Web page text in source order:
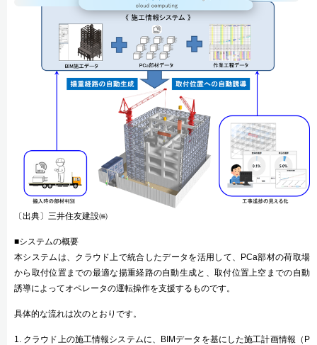
〔出典〕三井住友建設㈱
■システムの概要
本システムは、クラウド上で統合したデータを活用して、PCa部材の荷取場
から取付位置までの最適な揚重経路の自動生成と、取付位置上空までの自動
誘導によってオペレータの運転操作を支援するものです。
具体的な流れは次のとおりです。
1. クラウド上の施工情報システムに、BIMデータを基にした施工計画情報（P